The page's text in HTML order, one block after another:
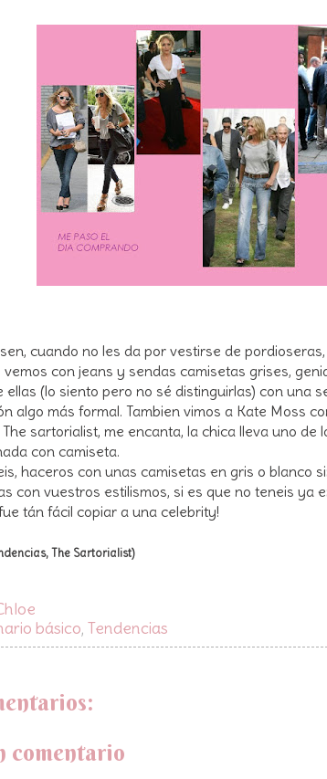
cuando no les da por vestirse de
con jeans y sendas camisetas grises,
ellas (lo siento pero no sé distinguirlas) con una
algo más formal. Tambien vimos a Kate Moss
sartorialist, me encanta, la chica lleva uno de
con camiseta.
haceros con unas camisetas en gris o blanco
con vuestros estilismos, si es que no teneis ya
tán fácil copiar a una celebrity!
The Sartorialist)
básico, Tendencias
comentario